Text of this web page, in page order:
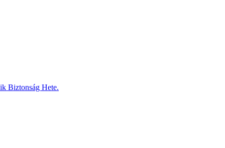
Biztonság Hete.